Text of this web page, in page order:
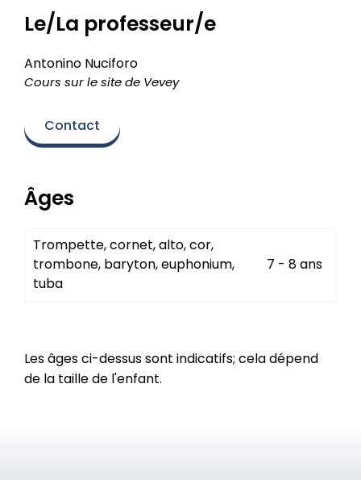
Le/La professeur/e
Antonino Nuciforo
Cours sur le site de Vevey
Contact
Âges
Trompette, cornet, alto, cor,
trombone, baryton, euphonium,
tuba
7 - 8 ans
Les âges ci-dessus sont indicatifs; cela dépend
de la taille de l'enfant.